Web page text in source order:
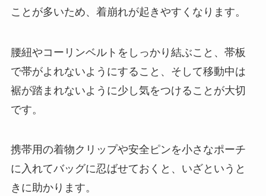
ことが多いため、着崩れが起きやすくなります。
腰紐やコーリンベルトをしっかり結ぶこと、帯板
で帯がよれないようにすること、そして移動中は
裾が踏まれないように少し気をつけることが大切
です。
携帯用の着物クリップや安全ピンを小さなポーチ
に入れてバッグに忍ばせておくと、いざというと
きに助かります。